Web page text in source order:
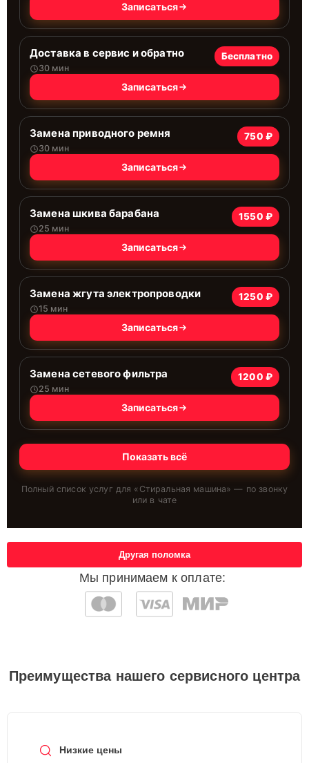
Записаться
Доставка в сервис и обратно
30 мин
Бесплатно
Записаться
Замена приводного ремня
30 мин
750 ₽
Записаться
Замена шкива барабана
25 мин
1550 ₽
Записаться
Замена жгута электропроводки
15 мин
1250 ₽
Записаться
Замена сетевого фильтра
25 мин
1200 ₽
Записаться
Показать всё
Полный список услуг для « Стиральная машина» — по звонку
или в чате
Мы принимаем к оплате:
Другая поломка
Преимущества нашего сервисного центра
Низкие цены